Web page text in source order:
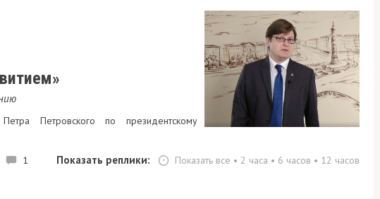
Петровского по президентскому
1 Показать реплики: Показать все • 2 часа • 6 часов • 12 часов